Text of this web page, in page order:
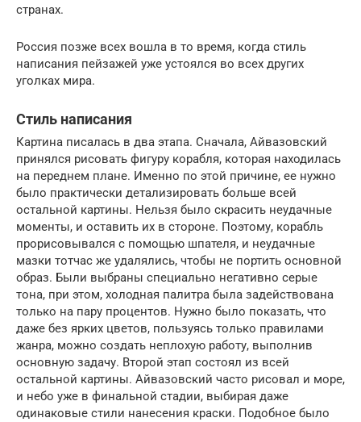
странах.
Россия позже всех вошла в то время, когда стиль
написания пейзажей уже устоялся во всех других
уголках мира.
Стиль написания
Картина писалась в два этапа. Сначала, Айвазовский
принялся рисовать фигуру корабля, которая находилась
на переднем плане. Именно по этой причине, ее нужно
было практически детализировать больше всей
остальной картины. Нельзя было скрасить неудачные
моменты, и оставить их в стороне. Поэтому, корабль
прорисовывался с помощью шпателя, и неудачные
мазки тотчас же удалялись, чтобы не портить основной
образ. Были выбраны специально негативно серые
тона, при этом, холодная палитра была задействована
только на пару процентов. Нужно было показать, что
даже без ярких цветов, пользуясь только правилами
жанра, можно создать неплохую работу, выполнив
основную задачу. Второй этап состоял из всей
остальной картины. Айвазовский часто рисовал и море,
и небо уже в финальной стадии, выбирая даже
одинаковые стили нанесения краски. Подобное было